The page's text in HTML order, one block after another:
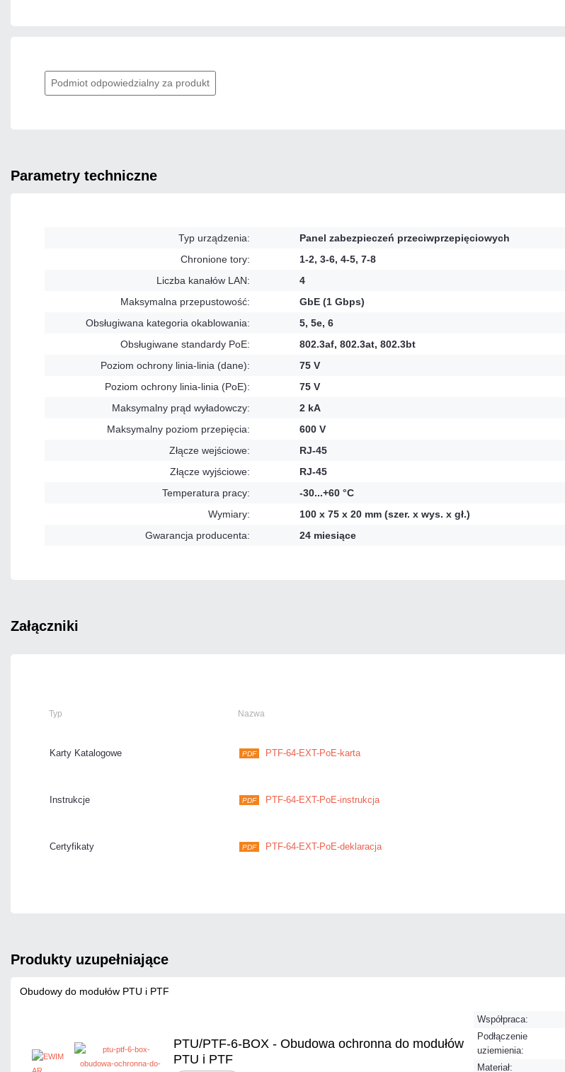
Podmiot odpowiedzialny za produkt
parametry techniczne
Typ urządzenia:
Panel zabezpieczeń przeciwprzepięciowych
Chronione tory:
1-2, 3-6, 4-5, 7-8
Liczba kanałów LAN:
4
Maksymalna przepustowość:
GbE (1 Gbps)
Obsługiwana kategoria okablowania:
5, 5e, 6
Obsługiwane standardy PoE:
802.3af, 802.3at, 802.3bt
Poziom ochrony linia-linia (dane):
75 V
Poziom ochrony linia-linia (PoE):
75 V
Maksymalny prąd wyładowczy:
2 kA
Maksymalny poziom przepięcia:
600 V
Złącze wejściowe:
RJ-45
Złącze wyjściowe:
RJ-45
Temperatura pracy:
-30...+60 °C
Wymiary:
100 x 75 x 20 mm (szer. x wys. x gł.)
Gwarancja producenta:
24 miesiące
załączniki
Typ Nazwa
Karty Katalogowe PDF PTF-64-EXT-PoE-karta
Instrukcje PDF PTF-64-EXT-PoE-instrukcja
Certyfikaty PDF PTF-64-EXT-PoE-deklaracja
produkty uzupełniające
Obudowy do modułów PTU i PTF
PTU/PTF-6-BOX - Obudowa ochronna do modułów
PTU i PTF
Współpraca:
Podłączenie
uziemienia:
Materiał: